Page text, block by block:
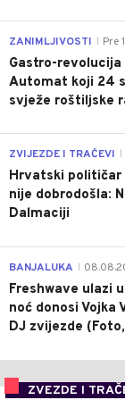
ZANIMLJIVOSTI Pre
Gastro-
Automat koji 24
svježe roštiljske
ZVIJEZDE I TRAČEVI
Hrvatski političar
nije dobrodošla:
Dalmaciji
BANJALUKA
Freshwave ulazi
noć donosi Vojka
DJ zvijezde
ZVEZDE I